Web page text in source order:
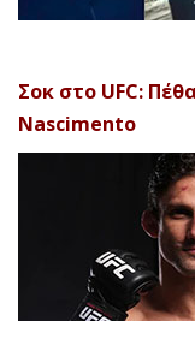
Σοκ στο UFC:
Nascimento